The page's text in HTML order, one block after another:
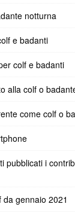
notturna
e badanti
colf e badanti
alla colf o
come colf o
pubblicati i
gennaio 2021